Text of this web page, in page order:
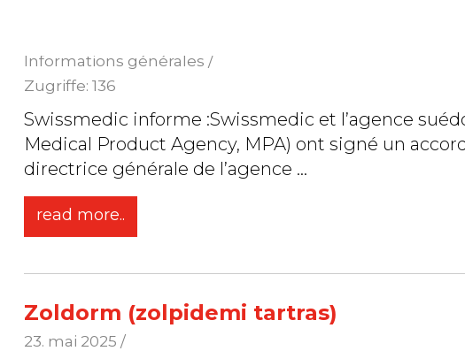
partenaire suédoise dans le
Informations générales /
Zugriffe: 136
Swissmedic informe :Swissmedic et l’agence
Medical Product Agency, MPA) ont signé un accord
directrice générale de l’agence ...
read more..
Zoldorm (zolpidemi tartras)
23. mai 2025 /